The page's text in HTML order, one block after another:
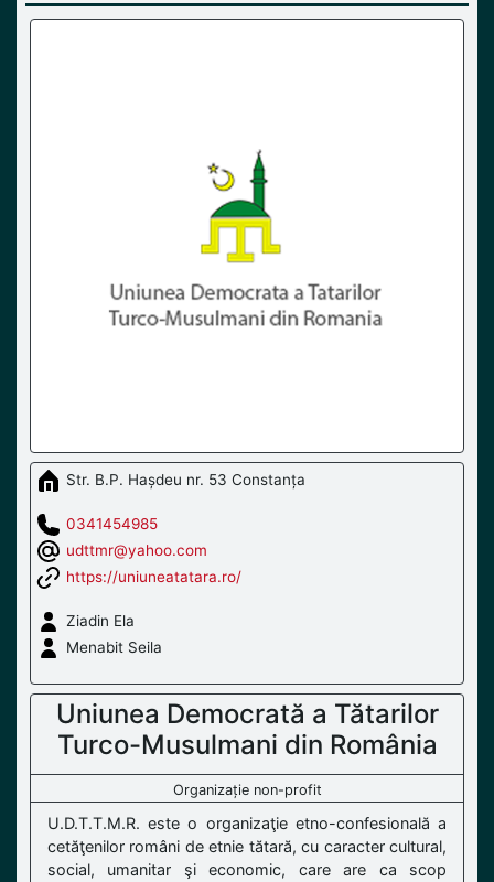
Str. B.P. Hașdeu nr. 53 Constanța
0341454985
udttmr@yahoo.com
https://uniuneatatara.ro/
Ziadin Ela
Menabit Seila
Uniunea Democrată a Tătarilor
Turco-Musulmani din România
Organizație non-profit
U.D.T.T.M.R. este o organizaţie etno-confesională a
cetăţenilor români de etnie tătară, cu caracter cultural,
social, umanitar şi economic, care are ca scop